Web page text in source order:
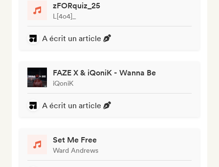
zFORquiz_25
L[4o4]_
A écrit un article
FAZE X & iQoniK - Wanna Be
iQoniK
A écrit un article
Set Me Free
Ward Andrews